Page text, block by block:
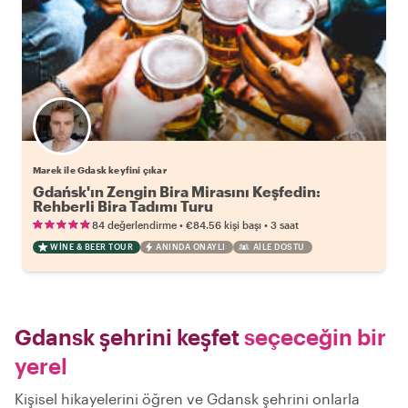
Marek ile Gdask keyfini çıkar
Gdańsk'ın Zengin Bira Mirasını Keşfedin:
Rehberli Bira Tadımı Turu
84 değerlendirme • €84.56 kişi başı • 3 saat
WINE & BEER TOUR ANINDA ONAYLI AILE DOSTU
Gdansk şehrini keşfetseçeceğin bir
yerel
Kişisel hikayelerini öğren ve Gdansk şehrini onlarla